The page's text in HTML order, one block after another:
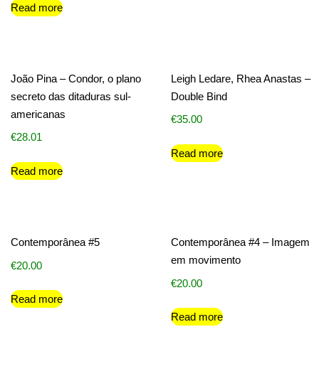
Read more
João Pina – Condor, o plano
secreto das ditaduras sul-
americanas
€28.01
Read more
Leigh Ledare, Rhea Anastas –
Double Bind
€35.00
Read more
Contemporânea #5
€20.00
Read more
Contemporânea #4 – Imagem
em movimento
€20.00
Read more